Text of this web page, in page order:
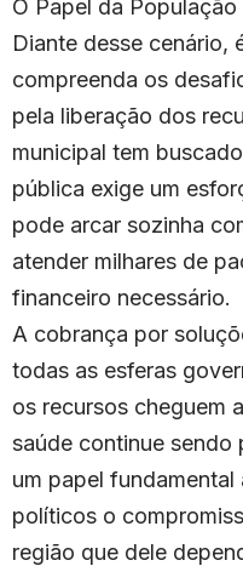
O Papel da
Diante desse cenário,
compreenda os
pela liberação dos
municipal tem
pública exige um
pode arcar sozinha
atender milhares de
financeiro necessário.
A cobrança por
todas as esferas
os recursos cheguem
saúde continue sendo
um papel
políticos o
região que dele